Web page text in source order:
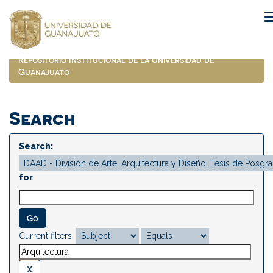
navigation
Repositorio Institucional de la Universidad de
Guanajuato
Search
Search:
for
Current filters: